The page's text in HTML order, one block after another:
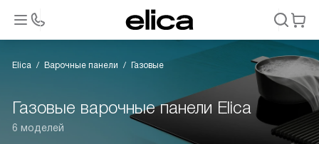
Elica Варочные панели Газовые
Газовые варочные панели Elica
6 моделей